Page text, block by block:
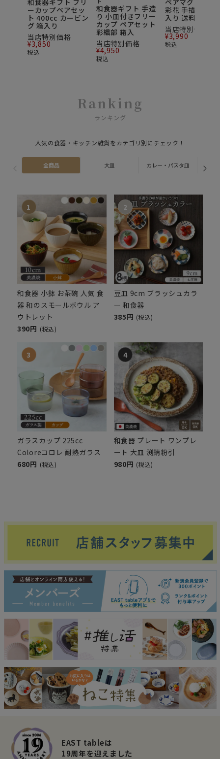
和食器ギフト フリ
ーカップペアセッ
ト 400cc カービン
グ 箱入り
当店特別価格
¥3,850
税込
和食器ギフト 手造
り 小皿付きフリー
カップ ペアセット
彩織部 箱入
当店特別価格
¥4,950
税込
ペアマグカップ
彩花 手描き一珍
入り 送料無料
当店特別価格
¥3,990
税込
Ranking
ランキング
人気の食器・キッチン雑貨をカテゴリ別にチェック！
全商品 大皿 カレー・パスタ皿
和食器 小鉢 お茶碗 人気 食
器 和のスモールボウル ア
ウトレット
390円 (税込)
豆皿 9cm ブラッシュカラ
ー 和食器
385円 (税込)
ガラスカップ 225cc
Coloreコロレ 耐熱ガラス
680円 (税込)
和食器 プレート ワンプレ
ート 大皿 渕錆粉引
980円 (税込)
EAST tableは
19周年を迎えました